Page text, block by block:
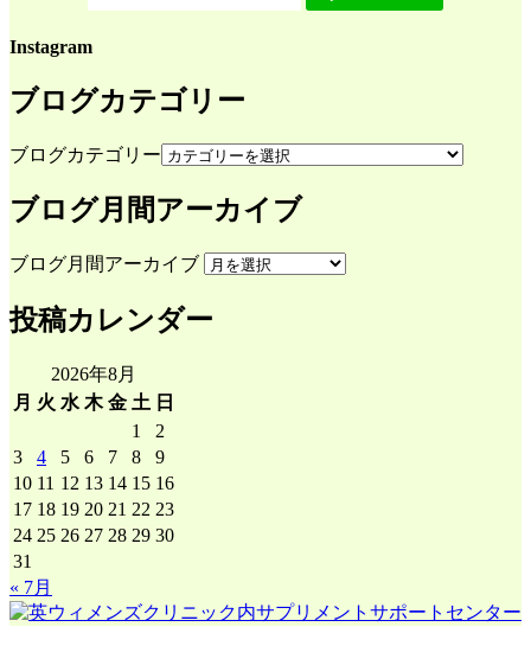
Instagram
ブログカテゴリー
ブログカテゴリー
ブログ月間アーカイブ
ブログ月間アーカイブ
投稿カレンダー
2026年8月
月 火 水 木 金 土 日
1
2
3
4 5 6 7 8
9
10 11 12 13 14 15 16
17 18 19 20 21 22 23
24 25 26 27 28 29 30
31
« 7月